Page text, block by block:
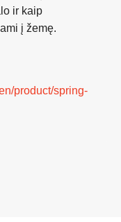
ir kaip
į žemę.
product/spring-